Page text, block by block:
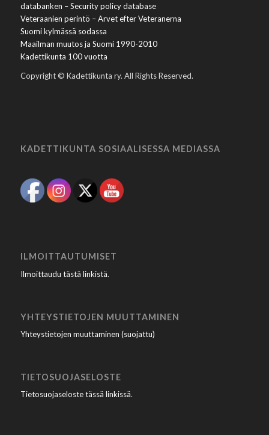
databanken – Security policy database
Veteraanien perintö – Arvet efter Veteranerna
Suomi kylmässä sodassa
Maailman muutos ja Suomi 1990-2010
Kadettikunta 100 vuotta
Copyright © Kadettikunta ry. All Rights Reserved.
KADETTIKUNTA SOSIAALISESSA MEDIASSA
ILMOITTAUTUMISET
Ilmoittaudu tästä linkistä.
YHTEYSTIETOJEN MUUTTAMINEN
Yhteystietojen muuttaminen (suojattu)
TIETOSUOJASELOSTE
Tietosuojaseloste tässä linkissä.